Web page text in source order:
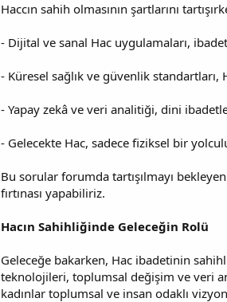
Haccın sahih olmasının şartlarını
- Dijital ve sanal Hac uygulamaları,
- Küresel sağlık ve güvenlik
- Yapay zekâ ve veri analitiği, dini
- Gelecekte Hac, sadece fiziksel bir
Bu sorular forumda tartışılmayı
fırtınası yapabiliriz.
Hacın Sahihliğinde Geleceğin Rolü
Geleceğe bakarken, Hac ibadetinin
teknolojileri, toplumsal değişim ve veri
kadınlar toplumsal ve insan odaklı